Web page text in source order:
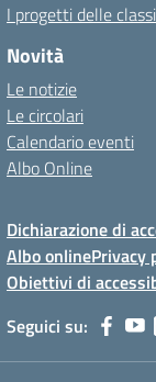
I progetti delle classi
Novità
Le notizie
Le circolari
Calendario eventi
Albo Online
Dichiarazione di
Albo onlinePrivacy
Obiettivi di
Seguici su: